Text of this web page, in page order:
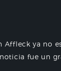
Affleck ya no
fue un